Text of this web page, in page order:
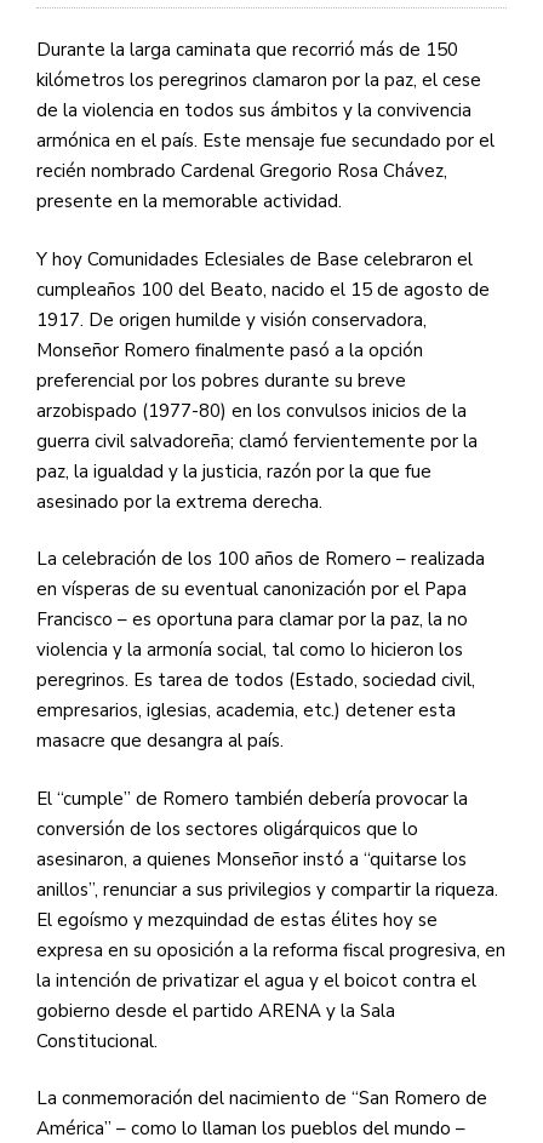
Durante la larga caminata que recorrió más de 150
kilómetros los peregrinos clamaron por la paz, el cese
de la violencia en todos sus ámbitos y la convivencia
armónica en el país. Este mensaje fue secundado por el
recién nombrado Cardenal Gregorio Rosa Chávez,
presente en la memorable actividad.
Y hoy Comunidades Eclesiales de Base celebraron el
cumpleaños 100 del Beato, nacido el 15 de agosto de
1917. De origen humilde y visión conservadora,
Monseñor Romero finalmente pasó a la opción
preferencial por los pobres durante su breve
arzobispado (1977-80) en los convulsos inicios de la
guerra civil salvadoreña; clamó fervientemente por la
paz, la igualdad y la justicia, razón por la que fue
asesinado por la extrema derecha.
La celebración de los 100 años de Romero – realizada
en vísperas de su eventual canonización por el Papa
Francisco – es oportuna para clamar por la paz, la no
violencia y la armonía social, tal como lo hicieron los
peregrinos. Es tarea de todos (Estado, sociedad civil,
empresarios, iglesias, academia, etc.) detener esta
masacre que desangra al país.
El “cumple” de Romero también debería provocar la
conversión de los sectores oligárquicos que lo
asesinaron, a quienes Monseñor instó a “quitarse los
anillos”, renunciar a sus privilegios y compartir la riqueza.
El egoísmo y mezquindad de estas élites hoy se
expresa en su oposición a la reforma fiscal progresiva, en
la intención de privatizar el agua y el boicot contra el
gobierno desde el partido ARENA y la Sala
Constitucional.
La conmemoración del nacimiento de “San Romero de
América” – como lo llaman los pueblos del mundo –